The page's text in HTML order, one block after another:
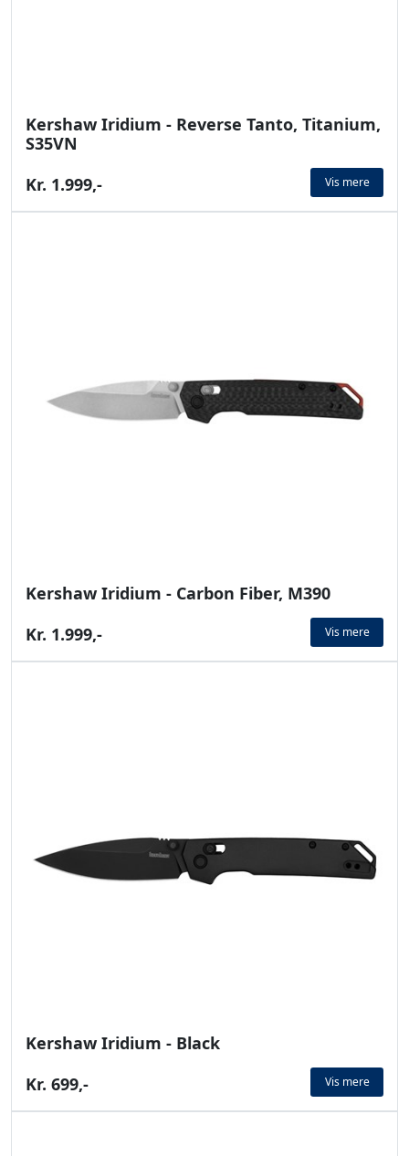
Kershaw Iridium - Reverse Tanto, Titanium,
S35VN
Kr. 1.999,-
Vis mere
Kershaw Iridium - Carbon Fiber, M390
Kr. 1.999,-
Vis mere
Kershaw Iridium - Black
Kr. 699,-
Vis mere